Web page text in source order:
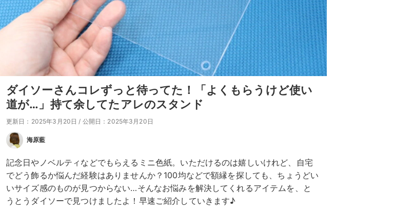
ダイソーさんコレずっと待ってた！「よくもらうけど使い
道が…」持て余してたアレのスタンド
更新日：2025年3月20日 / 公開日：2025年3月20日
海原藍
記念日やノベルティなどでもらえるミニ色紙。いただけるのは嬉しいけれど、自宅
でどう飾るか悩んだ経験はありませんか？100均などで額縁を探しても、ちょうどい
いサイズ感のものが見つからない…そんなお悩みを解決してくれるアイテムを、と
うとうダイソーで見つけましたよ！早速ご紹介していきます♪